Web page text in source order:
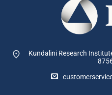
Kundalini Research